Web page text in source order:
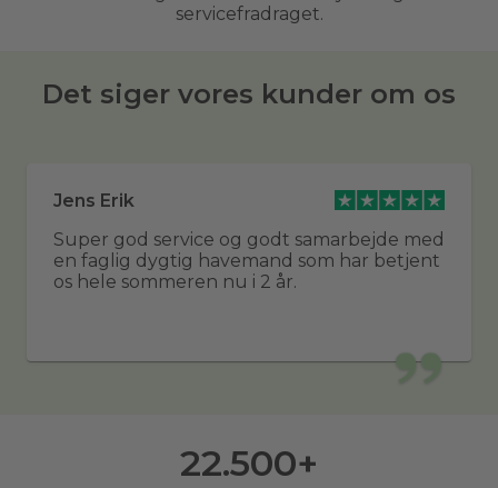
servicefradraget.
Det siger vores kunder om os
Jens Erik
Super god service og godt samarbejde med
en faglig dygtig havemand som har betjent
os hele sommeren nu i 2 år.
22.500+